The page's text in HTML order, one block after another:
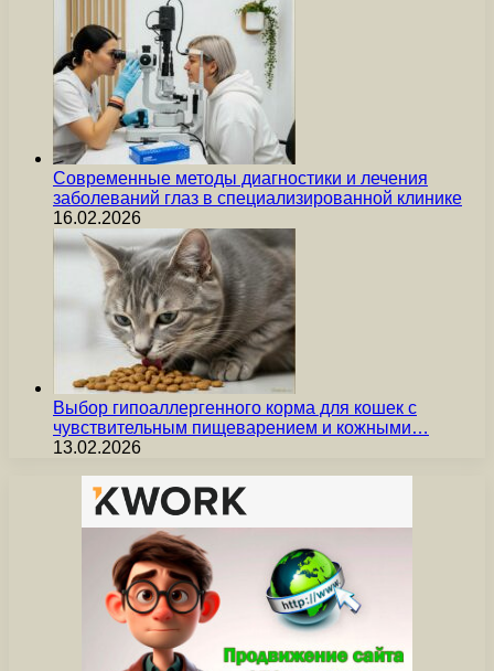
Современные методы диагностики и лечения
заболеваний глаз в специализированной клинике
16.02.2026
Выбор гипоаллергенного корма для кошек с
чувствительным пищеварением и кожными…
13.02.2026